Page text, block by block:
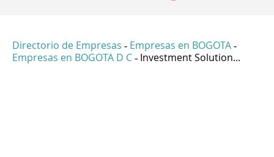
Directorio de Empresas - Empresas en BOGOTA -
Empresas en BOGOTA D C - Investment Solution...